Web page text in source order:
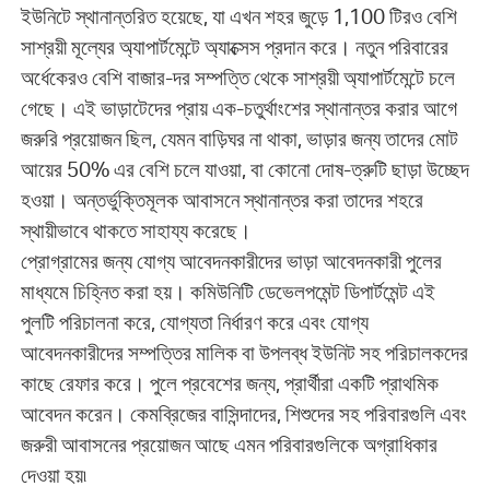
ইউনিটে স্থানান্তরিত হয়েছে, যা এখন শহর জুড়ে 1,100 টিরও বেশি
সাশ্রয়ী মূল্যের অ্যাপার্টমেন্টে অ্যাক্সেস প্রদান করে। নতুন পরিবারের
অর্ধেকেরও বেশি বাজার-দর সম্পত্তি থেকে সাশ্রয়ী অ্যাপার্টমেন্টে চলে
গেছে। এই ভাড়াটেদের প্রায় এক-চতুর্থাংশের স্থানান্তর করার আগে
জরুরি প্রয়োজন ছিল, যেমন বাড়িঘর না থাকা, ভাড়ার জন্য তাদের মোট
আয়ের 50% এর বেশি চলে যাওয়া, বা কোনো দোষ-ত্রুটি ছাড়া উচ্ছেদ
হওয়া। অন্তর্ভুক্তিমূলক আবাসনে স্থানান্তর করা তাদের শহরে
স্থায়ীভাবে থাকতে সাহায্য করেছে।
প্রোগ্রামের জন্য যোগ্য আবেদনকারীদের ভাড়া আবেদনকারী পুলের
মাধ্যমে চিহ্নিত করা হয়। কমিউনিটি ডেভেলপমেন্ট ডিপার্টমেন্ট এই
পুলটি পরিচালনা করে, যোগ্যতা নির্ধারণ করে এবং যোগ্য
আবেদনকারীদের সম্পত্তির মালিক বা উপলব্ধ ইউনিট সহ পরিচালকদের
কাছে রেফার করে। পুলে প্রবেশের জন্য, প্রার্থীরা একটি প্রাথমিক
আবেদন করেন। কেমব্রিজের বাসিন্দাদের, শিশুদের সহ পরিবারগুলি এবং
জরুরী আবাসনের প্রয়োজন আছে এমন পরিবারগুলিকে অগ্রাধিকার
দেওয়া হয়৷